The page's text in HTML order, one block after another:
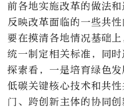
前各地实施改革的做法
反映改革面临的一些共
要在摸清各地情况基础上
统一制定相关标准，同
探索看，一是培育绿色
低碳关键核心技术和共
门、跨创新主体的协同